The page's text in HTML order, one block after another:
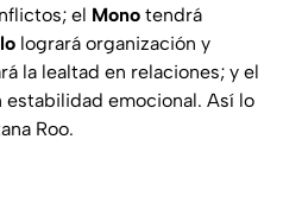
el Mono tendrá
logrará organización y
la lealtad en relaciones; y el
emocional. Así lo
Roo.